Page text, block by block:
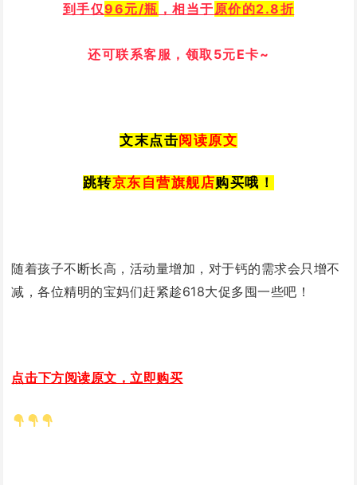
到手仅96元/瓶 ，相当于原价的2.8折
还可联系客服，领取5元E卡~
文末点击 阅读原文
跳转京东自营旗舰店购买哦！
随着孩子不断长高，活动量增加，对于钙的需求会只增不
减，各位精明的宝妈们赶紧趁618大促多囤一些吧！
点击下方阅读原文，立即购买